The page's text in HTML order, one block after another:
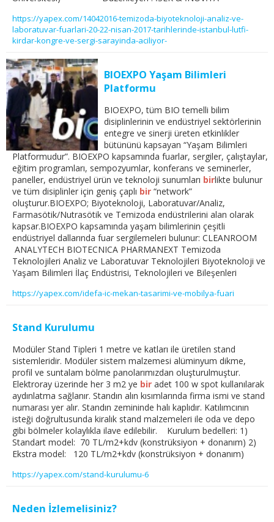
https://yapex.com/14042016-temizoda-biyoteknoloji-analiz-ve-
laboratuvar-fuarlari-20-22-nisan-2017-tarihlerinde-istanbul-lutfi-
kirdar-kongre-ve-sergi-sarayinda-aciliyor-
BIOEXPO Yaşam Bilimleri
Platformu
BIOEXPO, tüm BIO temelli bilim
disiplinlerinin ve endüstriyel sektörlerinin
entegre ve sinerji üreten etkinlikler
bütününü kapsayan “Yaşam Bilimleri
Platformudur”. BIOEXPO kapsamında fuarlar, sergiler, çalıştaylar,
eğitim programları, sempozyumlar, konferans ve seminerler,
paneller, endüstriyel ürün ve teknoloji sunumları birlikte bulunur
ve tüm disiplinler için geniş çaplı bir “network”
oluşturur.BIOEXPO; Biyoteknoloji, Laboratuvar/Analiz,
Farmasötik/Nutrasötik ve Temizoda endüstrilerini alan olarak
kapsar.BIOEXPO kapsamında yaşam bilimlerinin çeşitli
endüstriyel dallarında fuar sergilemeleri bulunur: CLEANROOM
ANALYTECH BIOTECNICA PHARMANEXT Temizoda
Teknolojileri Analiz ve Laboratuvar Teknolojileri Biyoteknoloji ve
Yaşam Bilimleri İlaç Endüstrisi, Teknolojileri ve Bileşenleri
https://yapex.com/idefa-ic-mekan-tasarimi-ve-mobilya-fuari
Stand Kurulumu
Modüler Stand Tipleri 1 metre ve katları ile üretilen stand
sistemleridir. Modüler sistem malzemesi alüminyum dikme,
profil ve suntalam bölme panolarımızdan oluşturulmuştur.
Elektroray üzerinde her 3 m2 ye bir adet 100 w spot kullanılarak
aydınlatma sağlanır. Standın alın kısımlarında firma ismi ve stand
numarası yer alır. Standın zemininde halı kaplıdır. Katılımcının
isteği doğrultusunda kiralık stand malzemeleri ile oda ve depo
gibi bölmeler kolaylıkla ilave edilebilir. Kurulum bedelleri: 1)
Standart model: 70 TL/m2+kdv (konstrüksiyon + donanım) 2)
Ekstra model: 120 TL/m2+kdv (konstrüksiyon + donanım)
https://yapex.com/stand-kurulumu-6
Neden İzlemelisiniz?